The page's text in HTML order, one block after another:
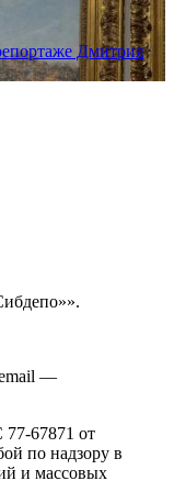
Дмитрия
—
67871 от
по надзору в
и массовых